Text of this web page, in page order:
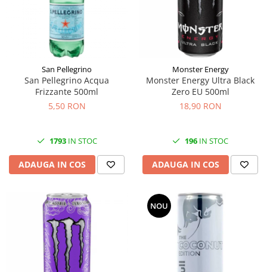
Făină italiană
Condimente & Sare
Zahăr & Îndulcitori
Lapte & Condensat
Gran Cucina
Creme & Esente
Paste Italiene
San Pellegrino
San Pellegrino Acqua
Frizzante 500ml
5,50 RON
1793IN STOC
ADAUGA IN COS
Monster Energy
Monster Energy Ultra Black
Zero EU 500ml
18,90 RON
196 IN STOC
ADAUGA IN COS
NOU